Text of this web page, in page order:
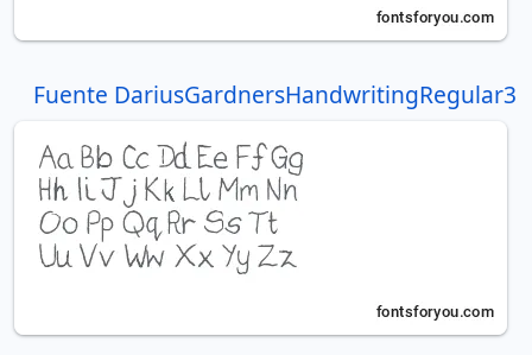
Fuente DariusGardnersHandwritingRegular3